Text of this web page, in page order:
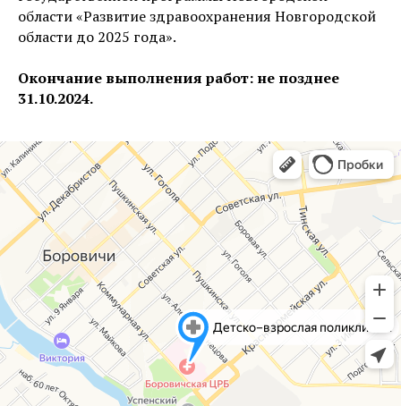
области «Развитие здравоохранения Новгородской
области до 2025 года».
Окончание выполнения работ: не позднее
31.10.2024.